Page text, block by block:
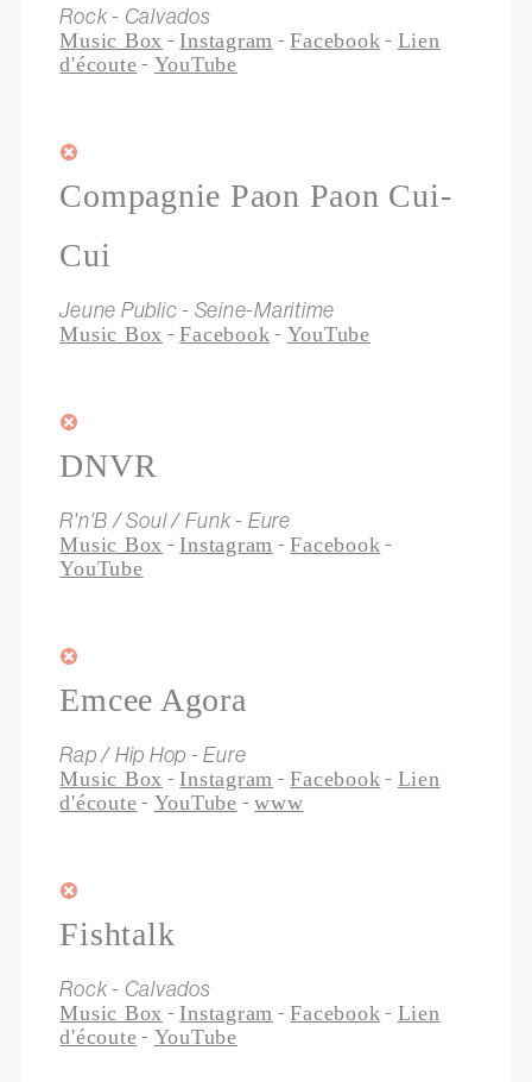
Rock - Calvados
Music Box - Instagram -Facebook - Lien
d'écoute - YouTube
Compagnie Paon Paon Cui-
Cui
Jeune Public - Seine-Maritime
Music Box -Facebook - YouTube
DNVR
R'n'B / Soul / Funk - Eure
Music Box - Instagram -Facebook -
YouTube
Emcee Agora
Rap / Hip Hop - Eure
Music Box - Instagram -Facebook - Lien
d'écoute - YouTube -www
Fishtalk
Rock - Calvados
Music Box - Instagram -Facebook - Lien
d'écoute - YouTube